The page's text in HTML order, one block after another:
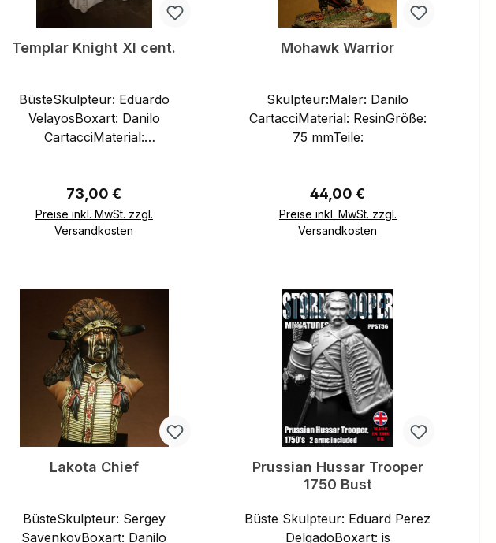
Templar Knight XI cent.
BüsteSkulpteur: Eduardo
VelayosBoxart: Danilo
CartacciMaterial:
Regulärer Preis:
73,00 €
Preise inkl. MwSt. zzgl.
Versandkosten
Mohawk Warrior
Skulpteur:Maler: Danilo
CartacciMaterial: ResinGröße:
75 mmTeile:
Regulärer Preis:
44,00 €
Preise inkl. MwSt. zzgl.
Versandkosten
Lakota Chief
BüsteSkulpteur: Sergey
SavenkovBoxart: Danilo
Prussian Hussar Trooper
1750 Bust
Büste Skulpteur: Eduard Perez
DelgadoBoxart: is